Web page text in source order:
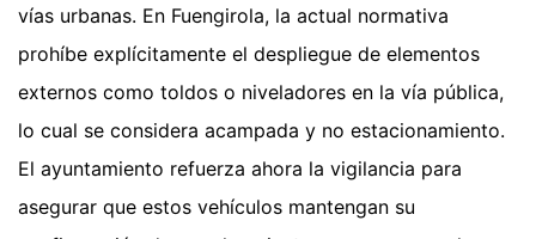
vías urbanas. En Fuengirola, la actual normativa
prohíbe explícitamente el despliegue de elementos
externos como toldos o niveladores en la vía pública,
lo cual se considera acampada y no estacionamiento.
El ayuntamiento refuerza ahora la vigilancia para
asegurar que estos vehículos mantengan su